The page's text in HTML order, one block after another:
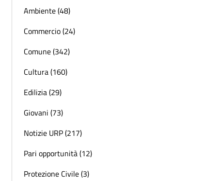
Ambiente (48)
Commercio (24)
Comune (342)
Cultura (160)
Edilizia (29)
Giovani (73)
Notizie URP (217)
Pari opportunità (12)
Protezione Civile (3)